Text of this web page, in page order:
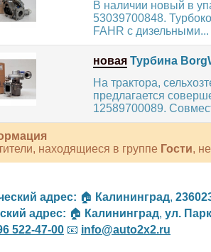
В наличии новый в
53039700848.
FAHR с дизельными...
новая Турбина
На трактора,
предлагается
12589700089.
находящиеся в группе Гости,
адрес: 🏠 Калининград,
адрес: 🏠 Калининград, ул.
522-47-00 📧 info@auto2x2.ru